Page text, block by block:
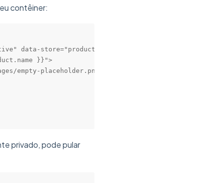
contêiner:
data-store="product-item-image-{{ product.id
}}">
empty-placeholder.png' | static_url }}"
privado, pode pular